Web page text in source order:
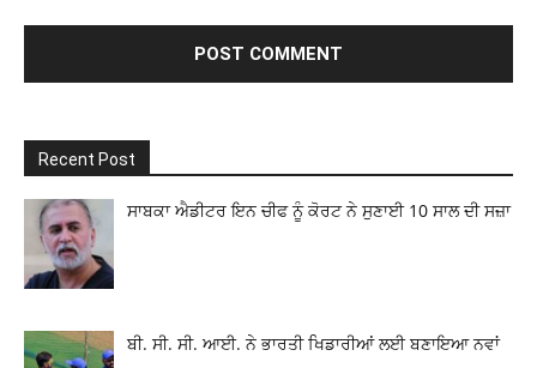
Recent Post
ਸਾਬਕਾ ਐਡੀਟਰ ਇਨ ਚੀਫ ਨੂੰ ਕੋਰਟ ਨੇ ਸੁਣਾਈ 10 ਸਾਲ ਦੀ ਸਜ਼ਾ
ਬੀ. ਸੀ. ਸੀ. ਆਈ. ਨੇ ਭਾਰਤੀ ਖਿਡਾਰੀਆਂ ਲਈ ਬਣਾਇਆ ਨਵਾਂ